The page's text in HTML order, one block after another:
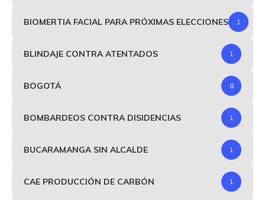
BIOMERTIA FACIAL PARA PRÓXIMAS ELECCIONES 1
BLINDAJE CONTRA ATENTADOS 1
BOGOTÁ 8
BOMBARDEOS CONTRA DISIDENCIAS 1
BUCARAMANGA SIN ALCALDE 1
CAE PRODUCCIÓN DE CARBÓN 1